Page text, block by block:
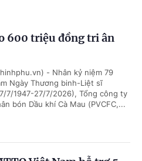
600 triệu đồng tri ân
- Nhân kỷ niệm 79
Ngày Thương binh-Liệt sĩ
7/1947-27/7/2026), Tổng công ty
bón Dầu khí Cà Mau (PVCFC,...